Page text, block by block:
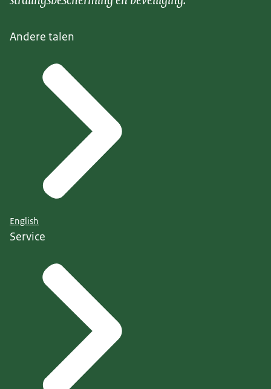
Andere talen
English
Service